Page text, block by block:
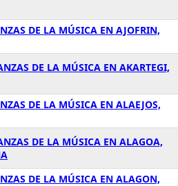
DE LA MÚSICA EN AJOFRIN,
DE LA MÚSICA EN AKARTEGI,
DE LA MÚSICA EN ALAEJOS,
DE LA MÚSICA EN ALAGOA,
DE LA MÚSICA EN ALAGON,